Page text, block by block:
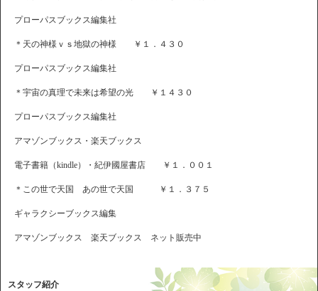
プローパスブックス編集社
＊天の神様ｖｓ地獄の神様 ￥１．４３０
プローパスブックス編集社
＊宇宙の真理で未来は希望の光 ￥１４３０
プローパスブックス編集社
アマゾンブックス・楽天ブックス
電子書籍（kindle）・紀伊國屋書店 ￥１．００１
＊この世で天国 あの世で天国 ￥１．３７５
ギャラクシーブックス編集
アマゾンブックス 楽天ブックス ネット販売中
スタッフ紹介